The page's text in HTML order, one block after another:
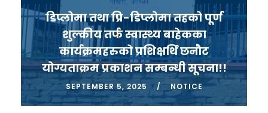
डिप्लोमा तथा प्रि-डिप्लोमा तहको पूर्ण
शुल्कीय तर्फ स्वास्थ्य बाहेकका
कार्यक्रमहरुको प्रशिक्षर्थि छनौट
योग्यताक्रम प्रकाशन सम्बन्धी सूचना!!
SEPTEMBER 5, 2025 NOTICE